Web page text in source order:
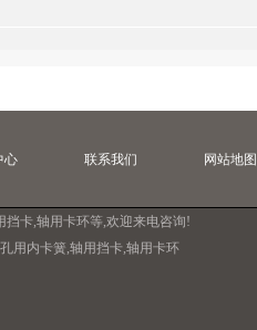
心 联系我们 网站地图
挡卡 轴用卡环等,欢迎来电咨询!
用内卡簧,轴用挡卡,轴用卡环